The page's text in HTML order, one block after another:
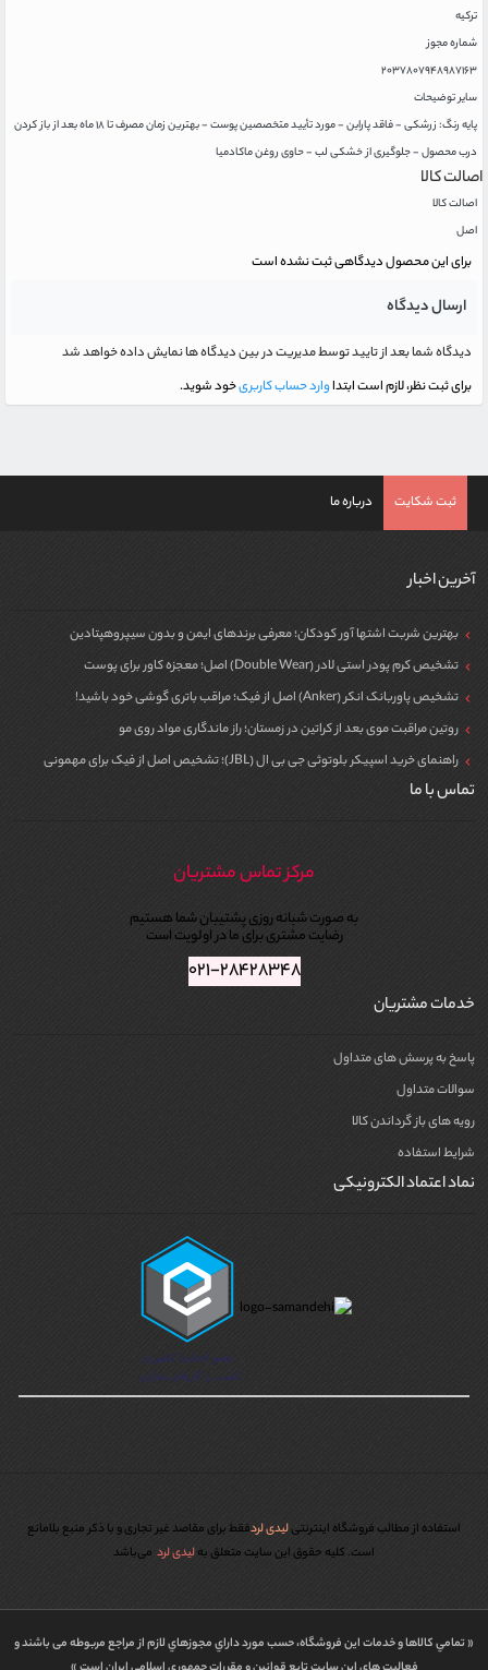
ترکیه
شماره مجوز
۲۰۳۷۸۰۷۹۴۸۹۸۷۱۶۳
سایر توضیحات
پایه رنگ: زرشکی - فاقد پارابن - مورد تأیید متخصصین پوست - بهترین زمان مصرف تا ۱۸ ماه بعد از باز کردن
درب محصول - جلوگیری از خشکی لب - حاوی روغن ماکادمیا
اصالت کالا
اصالت کالا
اصل
برای این محصول دیدگاهی ثبت نشده است
ارسال دیدگاه
دیدگاه شما بعد از تایید توسط مدیریت در بین دیدگاه ها نمایش داده خواهد شد
برای ثبت نظر، لازم است ابتداوارد حساب کاربریخود شوید.
ثبت شکایت درباره ما
آخرین اخبار
بهترین شربت اشتها آور کودکان؛ معرفی برندهای ایمن و بدون سیپروهپتادین
تشخیص کرم پودر استی لادر (Double Wear) اصل؛ معجزه کاور برای پوست
تشخیص پاوربانک انکر (Anker) اصل از فیک؛ مراقب باتری گوشی خود باشید!
روتین مراقبت موی بعد از کراتین در زمستان؛ راز ماندگاری مواد روی مو
راهنمای خرید اسپیکر بلوتوثی جی بی ال (JBL)؛ تشخیص اصل از فیک برای مهمونی
تماس با ما
مرکز تماس مشتریان
به صورت شبانه روزی پشتیبان شما هستیم
رضایت مشتری برای ما در اولویت است
۰۲۱-۲۸۴۲۸۳۴۸
خدمات مشتریان
پاسخ به پرسش های متداول
سوالات متداول
رویه های باز گرداندن کالا
شرایط استفاده
نماد اعتماد الکترونیکی
استفاده از مطالب فروشگاه اینترنتیلیدی لردفقط برای مقاصد غیر تجاری و با ذکر منبع بلامانع
است. کليه حقوق اين سايت متعلق بهلیدی لرد می‌باشد
« تمامي كالاها و خدمات اين فروشگاه، حسب مورد داراي مجوزهاي لازم از مراجع مربوطه می باشند و